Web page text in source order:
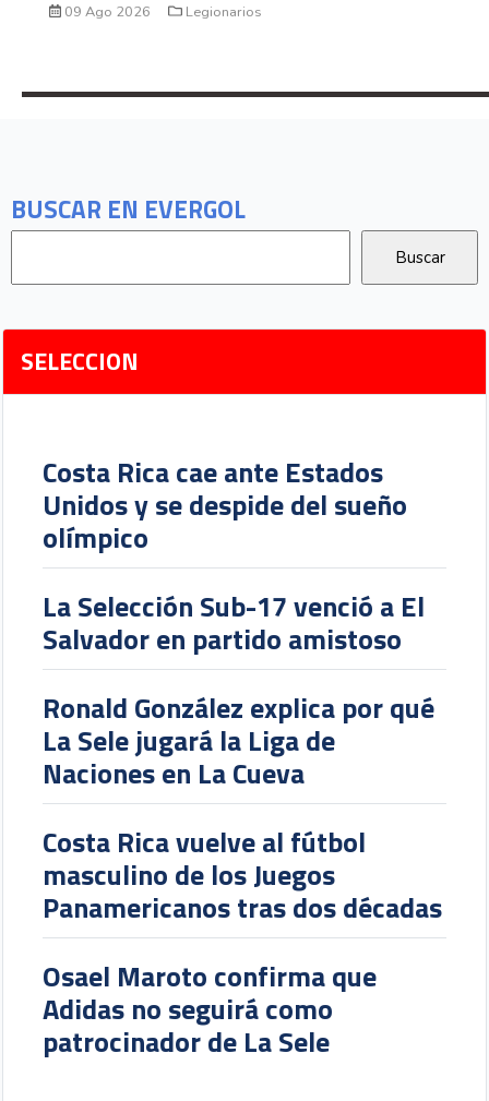
BUSCAR EN EVERGOL
SELECCION
Costa Rica cae ante Estados
Unidos y se despide del sueño
olímpico
La Selección Sub-17 venció a El
Salvador en partido amistoso
Ronald González explica por qué
La Sele jugará la Liga de
Naciones en La Cueva
Costa Rica vuelve al fútbol
masculino de los Juegos
Panamericanos tras dos décadas
Osael Maroto confirma que
Adidas no seguirá como
patrocinador de La Sele
09 Ago 2026 Legionarios